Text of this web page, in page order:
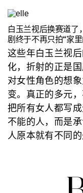
赛”进行中。从
Vuitton，出现在
训练营和赛场上
包袋，几乎都在
界杯找到了自己的
人”。
白玉兰视后换赛道了
剧终于不再只拍“家
这些年白玉兰视
化，折射的正是国
对女性角色的想
变。真正的多元
把所有女人都写
不能的人，而是
人原本就有不同
里，也可以在职场